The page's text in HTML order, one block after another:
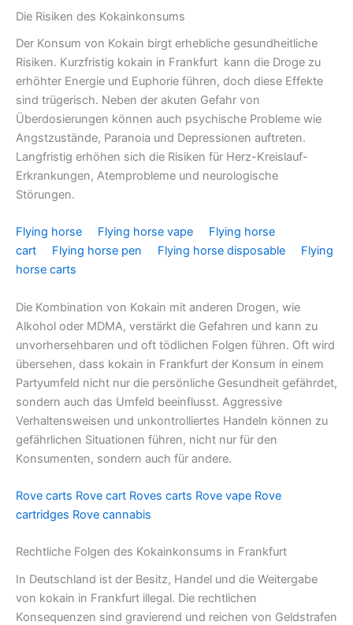
Die Risiken des Kokainkonsums
Der Konsum von Kokain birgt erhebliche gesundheitliche
Risiken. Kurzfristig kokain in Frankfurt kann die Droge zu
erhöhter Energie und Euphorie führen, doch diese Effekte
sind trügerisch. Neben der akuten Gefahr von
Überdosierungen können auch psychische Probleme wie
Angstzustände, Paranoia und Depressionen auftreten.
Langfristig erhöhen sich die Risiken für Herz-Kreislauf-
Erkrankungen, Atemprobleme und neurologische
Störungen.
Flying horse Flying horse vape
Flying horse
cart
Flying horse pen Flying horse disposable
Flying
horse carts
Die Kombination von Kokain mit anderen Drogen, wie
Alkohol oder MDMA, verstärkt die Gefahren und kann zu
unvorhersehbaren und oft tödlichen Folgen führen. Oft wird
übersehen, dass kokain in Frankfurt der Konsum in einem
Partyumfeld nicht nur die persönliche Gesundheit gefährdet,
sondern auch das Umfeld beeinflusst. Aggressive
Verhaltensweisen und unkontrolliertes Handeln können zu
gefährlichen Situationen führen, nicht nur für den
Konsumenten, sondern auch für andere.
Rove carts Rove cart Roves carts Rove vape Rove
cartridges Rove cannabis
Rechtliche Folgen des Kokainkonsums in Frankfurt
In Deutschland ist der Besitz, Handel und die Weitergabe
von kokain in Frankfurt illegal. Die rechtlichen
Konsequenzen sind gravierend und reichen von Geldstrafen